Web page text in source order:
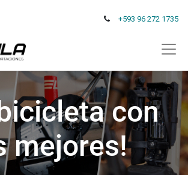
+593 96 272 1735
con
mejores!